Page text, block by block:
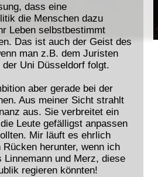
dass eine
die Menschen dazu
Leben selbstbestimmt
Das ist auch der Geist des
man z.B. dem Juristen
Uni Düsseldorf folgt.
aber gerade bei der
Aus meiner Sicht strahlt
aus. Sie verbreitet ein
Leute gefälligst anpassen
Mir läuft es ehrlich
herunter, wenn ich
Linnemann und Merz, diese
regieren könnten!